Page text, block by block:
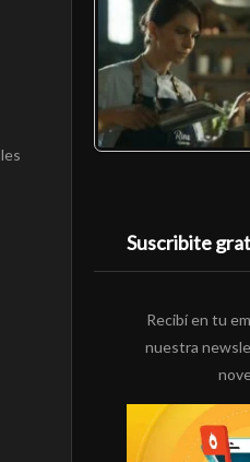
Suscribite
Recibí en tu
nuestra